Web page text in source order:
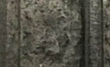
Zum
Inhalt
springen